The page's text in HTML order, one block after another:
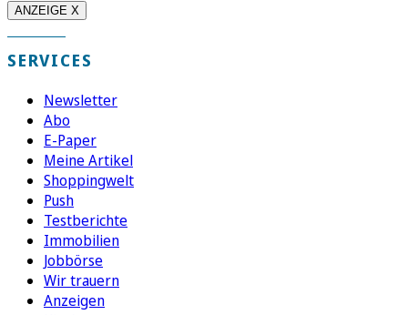
ANZEIGE X
SERVICES
Newsletter
Abo
E-Paper
Meine Artikel
Shoppingwelt
Push
Testberichte
Immobilien
Jobbörse
Wir trauern
Anzeigen